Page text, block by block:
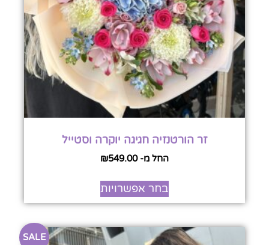
זר הורטנזיה חגיגה יוקרה וסטייל
החל מ- ₪549.00
בחר אפשרויות
SALE